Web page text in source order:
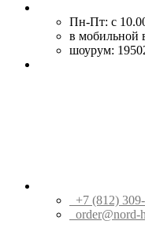
Пн-Пт: с
в мобильной
шоурум:
+7 (812)
order@nord-